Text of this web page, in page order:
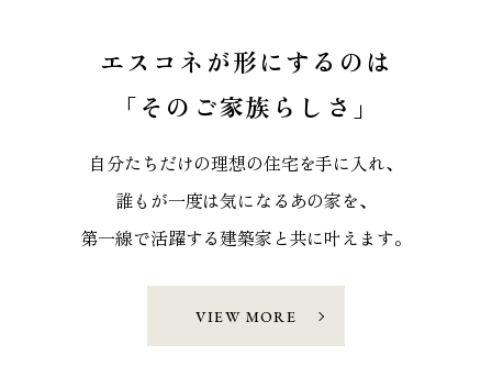
エスコネが形にするのは
「そのご家族らしさ」
自分たちだけの理想の住宅を手に入れ、
誰もが一度は気になるあの家を、
第一線で活躍する建築家と共に叶えます。
VIEW MORE